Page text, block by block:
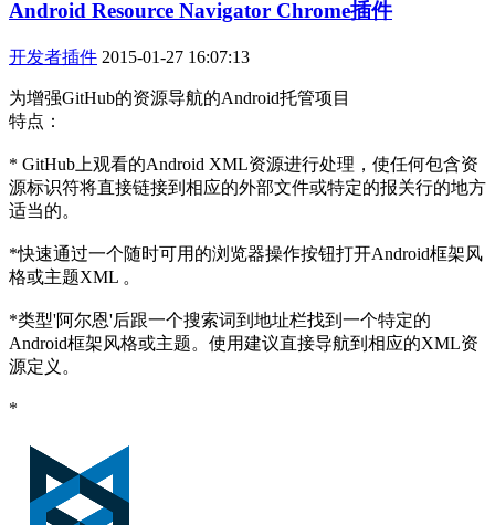
Android Resource Navigator Chrome插件
开发者插件 2015-01-27 16:07:13
为增强GitHub的资源导航的Android托管项目
特点：
* GitHub上观看的Android XML资源进行处理，使任何包含资
源标识符将直接链接到相应的外部文件或特定的报关行的地方
适当的。
*快速通过一个随时可用的浏览器操作按钮打开Android框架风
格或主题XML 。
*类型'阿尔恩'后跟一个搜索词到地址栏找到一个特定的
Android框架风格或主题。使用建议直接导航到相应的XML资
源定义。
*